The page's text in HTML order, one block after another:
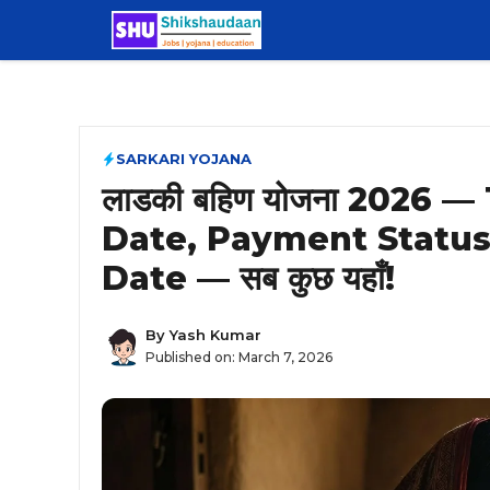
content
SARKARI YOJANA
लाडकी बहिण योजना 2026
Date, Payment
Date — सब कुछ यहाँ!
ByYash Kumar
Published on: March 7, 2026